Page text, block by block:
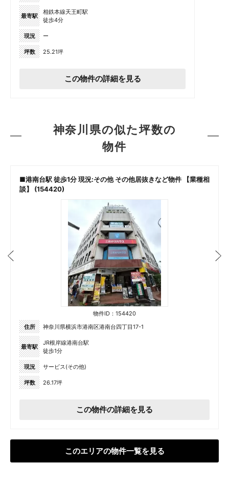
最寄駅
相鉄本線天王町駅
徒歩4分
現況 ー
坪数 25.21坪
この物件の詳細を見る
神奈川県の似た坪数の
物件
■港南台駅 徒歩1分 現況:その他 その他居抜きなど物件 【業種相
談】 (154420)
物件ID：154420
住所
神奈川県横浜市港南区港南台四丁目17-1
最寄駅
JR根岸線港南台駅
徒歩1分
現況 サービス(その他)
坪数 26.17坪
この物件の詳細を見る
このエリアの物件一覧を見る